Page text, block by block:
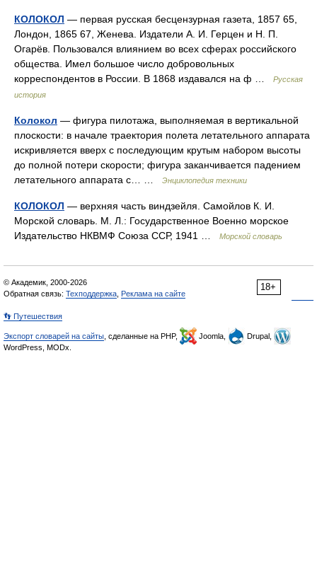
КОЛОКОЛ — первая русская бесцензурная газета, 1857 65,
Лондон, 1865 67, Женева. Издатели А. И. Герцен и Н. П.
Огарёв. Пользовался влиянием во всех сферах российского
общества. Имел большое число добровольных
корреспондентов в России. В 1868 издавался на ф …
Русская
история
Колокол — фигура пилотажа, выполняемая в вертикальной
плоскости: в начале траектория полета летательного аппарата
искривляется вверх с последующим крутым набором высоты
до полной потери скорости; фигура заканчивается падением
летательного аппарата с… …
Энциклопедия техники
КОЛОКОЛ — верхняя часть виндзейля. Самойлов К. И.
Морской словарь. М. Л.: Государственное Военно морское
Издательство НКВМФ Союза ССР, 1941 …
Морской словарь
18+
© Академик, 2000-2026
Обратная связь: Техподдержка Реклама на сайте
👣 Путешествия
Экспорт словарей на сайты , сделанные на PHP, Joomla,
Drupal,
WordPress, MODx.